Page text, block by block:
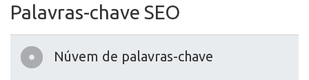
Palavras-chave SEO
Núvem de palavras-chave